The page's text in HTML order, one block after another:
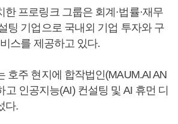
한 프로링크 그룹은 회계·법률·재무
팅 기업으로 국내외 기업 투자와 구
스를 제공하고 있다.
호주 현지에 합작법인(MAUM.AI AN
고 인공지능(AI) 컨설팅 및 AI 휴먼 디
다.